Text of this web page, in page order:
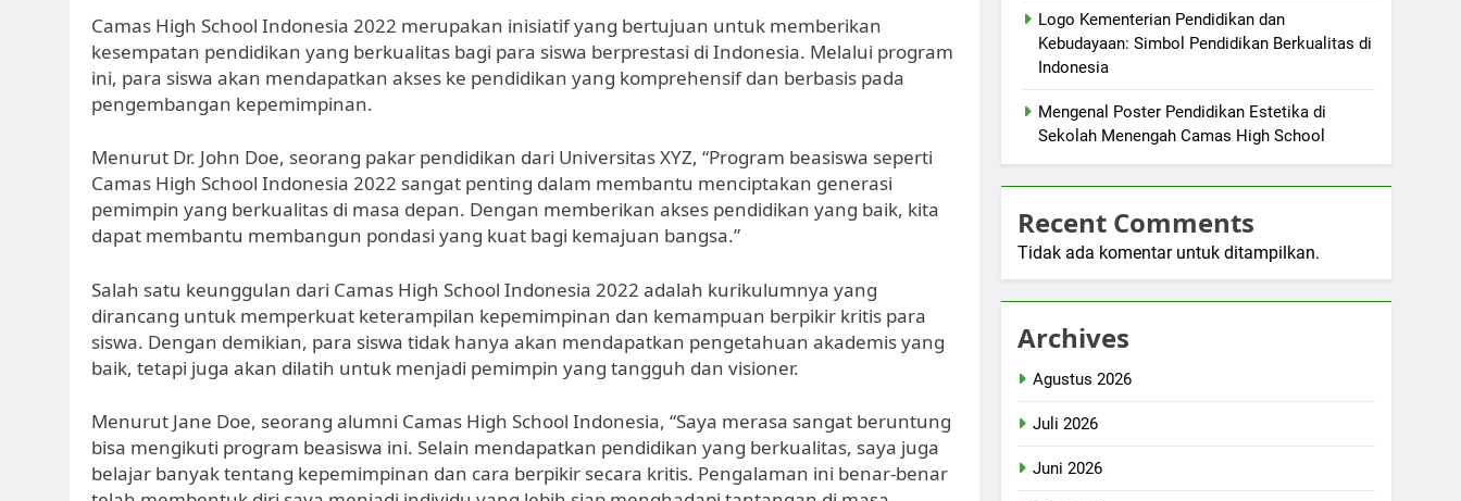
Camas High School Indonesia 2022 merupakan inisiatif yang bertujuan untuk memberikan
kesempatan pendidikan yang berkualitas bagi para siswa berprestasi di Indonesia. Melalui program
ini, para siswa akan mendapatkan akses ke pendidikan yang komprehensif dan berbasis pada
pengembangan kepemimpinan.
Menurut Dr. John Doe, seorang pakar pendidikan dari Universitas XYZ, “Program beasiswa seperti
Camas High School Indonesia 2022 sangat penting dalam membantu menciptakan generasi
pemimpin yang berkualitas di masa depan. Dengan memberikan akses pendidikan yang baik, kita
dapat membantu membangun pondasi yang kuat bagi kemajuan bangsa.”
Salah satu keunggulan dari Camas High School Indonesia 2022 adalah kurikulumnya yang
dirancang untuk memperkuat keterampilan kepemimpinan dan kemampuan berpikir kritis para
siswa. Dengan demikian, para siswa tidak hanya akan mendapatkan pengetahuan akademis yang
baik, tetapi juga akan dilatih untuk menjadi pemimpin yang tangguh dan visioner.
Menurut Jane Doe, seorang alumni Camas High School Indonesia, “Saya merasa sangat beruntung
bisa mengikuti program beasiswa ini. Selain mendapatkan pendidikan yang berkualitas, saya juga
belajar banyak tentang kepemimpinan dan cara berpikir secara kritis. Pengalaman ini benar-benar
Logo Kementerian Pendidikan dan
Kebudayaan: Simbol Pendidikan Berkualitas di
Indonesia
Mengenal Poster Pendidikan Estetika di
Sekolah Menengah Camas High School
Recent Comments
Tidak ada komentar untuk ditampilkan.
Archives
Agustus 2026
Juli 2026
Juni 2026